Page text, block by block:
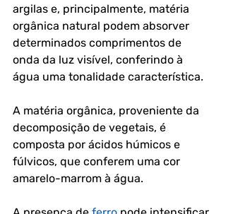
argilas e, principalmente, matéria
orgânica natural podem absorver
determinados comprimentos de
onda da luz visível, conferindo à
água uma tonalidade característica.
A matéria orgânica, proveniente da
decomposição de vegetais, é
composta por ácidos húmicos e
fúlvicos, que conferem uma cor
amarelo-marrom à água.